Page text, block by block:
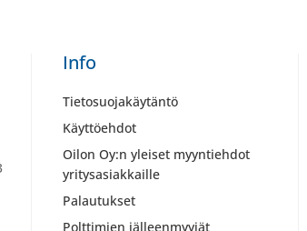
Info
Tietosuojakäytäntö
Käyttöehdot
Oilon Oy:n yleiset myyntiehdot
yritysasiakkaille
Palautukset
Polttimien jälleenmyyjät